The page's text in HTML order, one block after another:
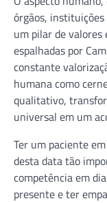
órgãos,
um pilar de valores
espalhadas por
constante
humana como
qualitativo,
universal em um
Ter um paciente
desta data tão
competência em
presente e ter